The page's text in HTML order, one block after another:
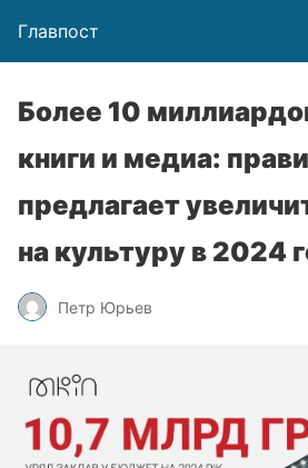
Главпост
Более 10
книги и медиа:
предлагает
на культуру в 2024
Петр Юрьев